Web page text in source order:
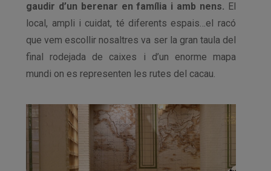
gaudir d’un berenar en família i amb nens. El
local, ampli i cuidat, té diferents espais…el racó
que vem escollir nosaltres va ser la gran taula del
final rodejada de caixes i d’un enorme mapa
mundi on es representen les rutes del cacau.